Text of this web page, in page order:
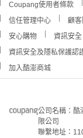
Coupang使用者條款
信任管理中心
顧客
安心購物
資訊安全
資訊安全及隱私保護認
加入酷澎商城
公司名稱：酷
限公司
聯繫地址：